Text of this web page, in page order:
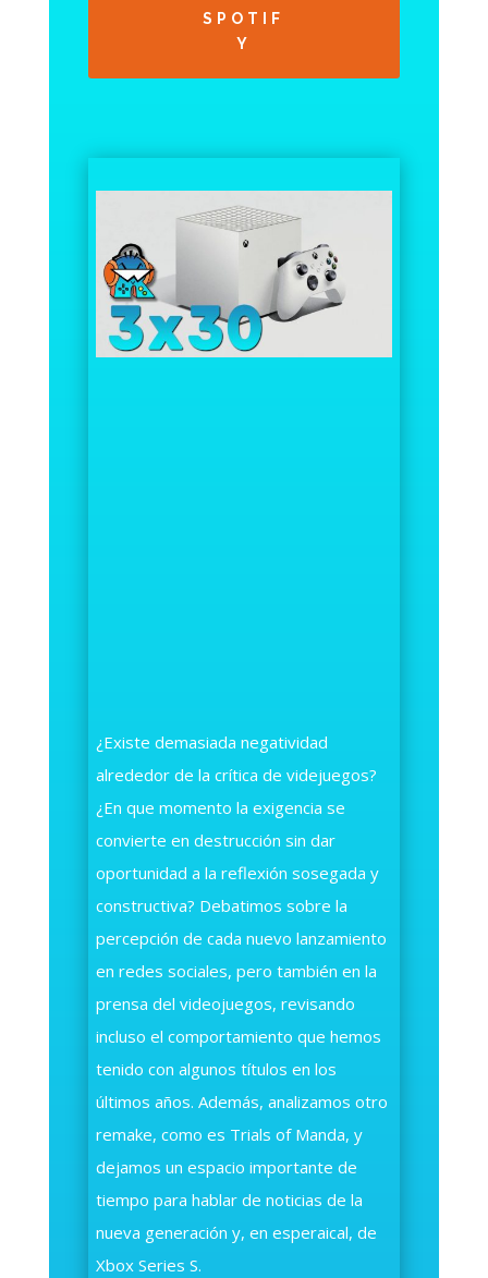
SPOTIF
Y
¿Existe demasiada negatividad
alrededor de la crítica de videjuegos?
¿En que momento la exigencia se
convierte en destrucción sin dar
oportunidad a la reflexión sosegada y
constructiva? Debatimos sobre la
percepción de cada nuevo lanzamiento
en redes sociales, pero también en la
prensa del videojuegos, revisando
incluso el comportamiento que hemos
tenido con algunos títulos en los
últimos años. Además, analizamos otro
remake, como es Trials of Manda, y
dejamos un espacio importante de
tiempo para hablar de noticias de la
nueva generación y, en esperaical, de
Xbox Series S.